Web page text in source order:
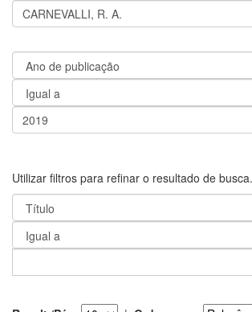
Utilizar filtros para refinar o resultado de busca.